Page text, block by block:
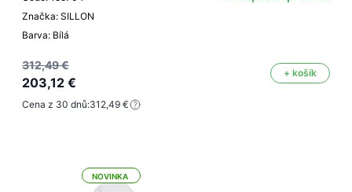
Značka: SILLON
Barva: Bílá
312,49 €
203,12 €
+ košík
Cena z 30 dnů:312,49 €
NOVINKA